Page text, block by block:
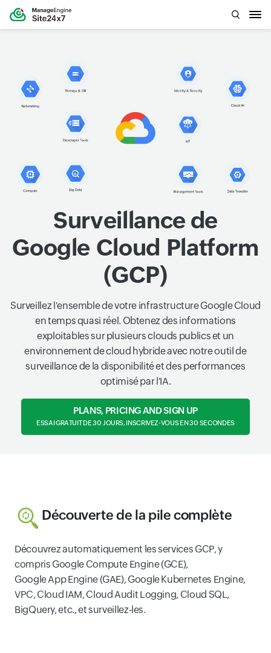
Surveillance de
Google Cloud Platform
(GCP)
Surveillez l'ensemble de votre infrastructure Google Cloud
en temps quasi réel. Obtenez des informations
exploitables sur plusieurs clouds publics et un
environnement de cloud hybride avec notre outil de
surveillance de la disponibilité et des performances
optimisé par l'IA.
PLANS, PRICING AND SIGN UP
ESSAI GRATUIT DE 30 JOURS, INSCRIVEZ-VOUS EN 30 SECONDES
Découverte de la pile complète
Découvrez automatiquement les services GCP, y
compris Google Compute Engine (GCE),
Google App Engine (GAE), Google Kubernetes Engine,
VPC, Cloud IAM, Cloud Audit Logging, Cloud SQL,
BigQuery, etc., et surveillez-les.